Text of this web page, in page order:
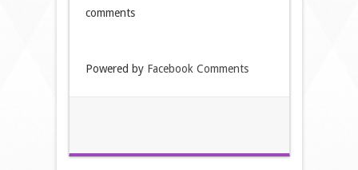
comments
Powered by Facebook Comments